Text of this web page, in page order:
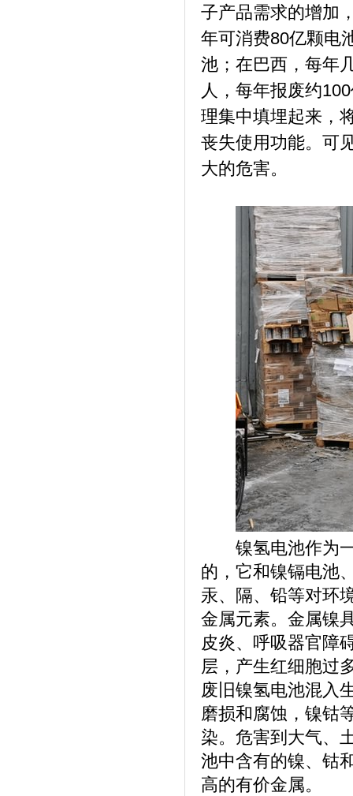
子产品需求的增加
年可消费80亿颗电
池；在巴西，每年
人，每年报废约
理集中填埋起来，
丧失使用功能。可
大的危害。
镍氢电池作为一
的，它和镍镉电池
汞、隔、铅等对环
金属元素。金属镍
皮炎、呼吸器官障
层，产生红细胞过
废旧镍氢电池混入
磨损和腐蚀，镍钴
染。危害到大气、
池中含有的镍、钴
高的有价金属。